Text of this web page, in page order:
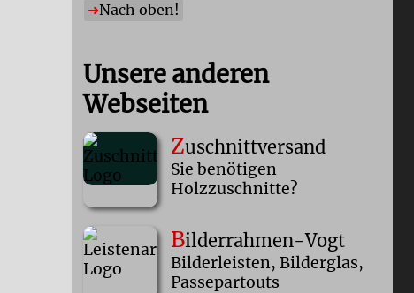
Nach oben!
Unsere anderen
Webseiten
Zuschnittversand
Sie benötigen
Holzzuschnitte?
Bilderrahmen-Vogt
Bilderleisten, Bilderglas,
Passepartouts